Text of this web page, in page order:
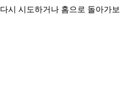
다시 시도하거나 홈으로 돌아가보